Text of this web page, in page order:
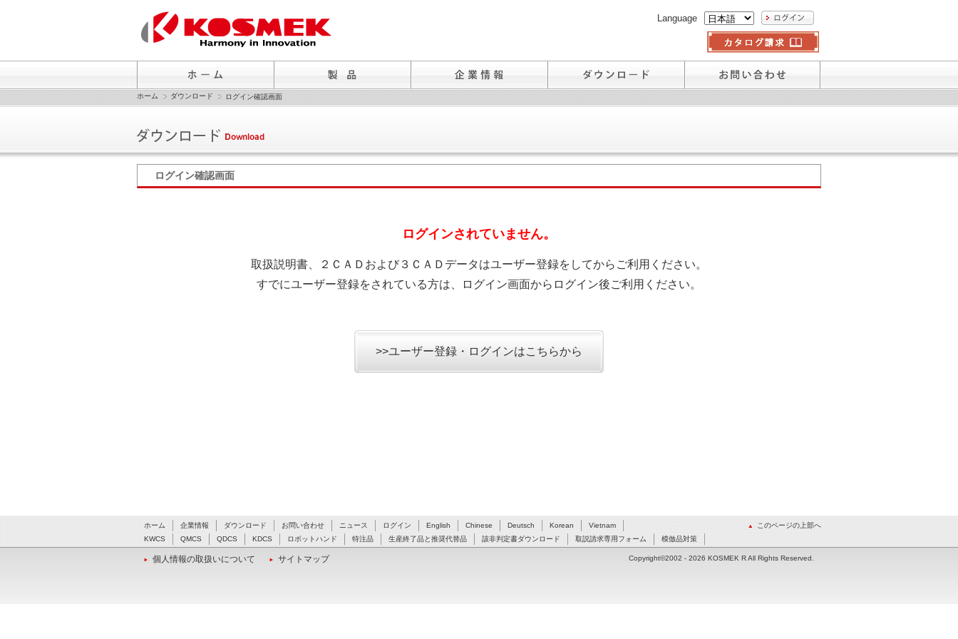
Language
ホーム ダウンロード ログイン確認画面
ログイン確認画面
ログインされていません。
取扱説明書、２ＣＡＤおよび３ＣＡＤデータはユーザー登録をしてからご利用ください。
すでにユーザー登録をされている方は、ログイン画面からログイン後ご利用ください。
>>ユーザー登録・ログインはこちらから
このページの上部へ
ホーム 企業情報 ダウンロード お問い合わせ ニュース ログイン English Chinese Deutsch Korean
Vietnam
KWCS
QMCS QDCS KDCS ロボットハンド 特注品 生産終了品と推奨代替品 該非判定書ダウンロード 取説請求専用フォーム 模倣品対策
個人情報の取扱いについて サイトマップ Copyright©2002 - 2026 KOSMEK R All Rights Reserved.